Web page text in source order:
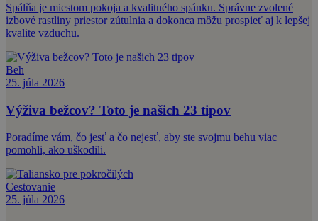
Spálňa je miestom pokoja a kvalitného spánku. Správne zvolené
izbové rastliny priestor zútulnia a dokonca môžu prospieť aj k lepšej
kvalite vzduchu.
Beh
25. júla 2026
Výživa bežcov? Toto je našich 23 tipov
Poradíme vám, čo jesť a čo nejesť, aby ste svojmu behu viac
pomohli, ako uškodili.
Cestovanie
25. júla 2026